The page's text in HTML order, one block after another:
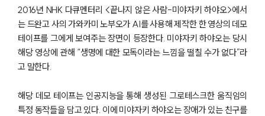
2016년 NHK 다큐멘터리 <끝나지 않은 사람-미야자키 하야오>에서
는 드완고 사의 가와카미 노부오가 AI를 사용해 제작한 한 영상의 데모
테이프를 그에게 보여주는 장면이 등장한다. 미야자키 하야오는 당시
해당 영상에 관해 “생명에 대한 모독이라는 느낌을 떨칠 수가 없다”라
고 말한다.
해당 데모 테이프는 인공지능을 통해 생성된 그로테스크한 움직임의
특정 동작들을 담고 있다. 이에 미야자키 하야오는 장애가 있는 친구를